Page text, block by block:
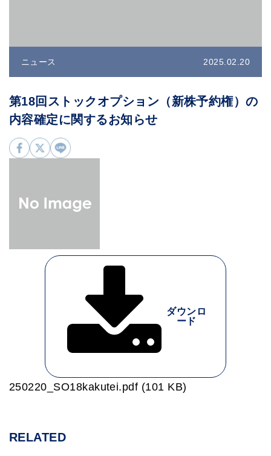
ニュース 2025.02.20
第18回ストックオプション（新株予約権）の
内容確定に関するお知らせ
ダウンロ
ード
250220_SO18kakutei.pdf (101 KB)
RELATED